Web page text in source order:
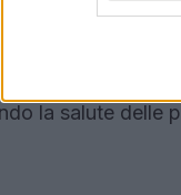
come l’uso di
l’uso di pesticidi
mattino e l’uso
la salute delle